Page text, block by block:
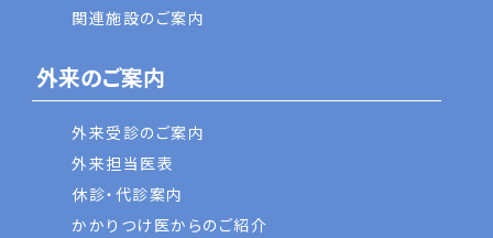
関連施設のご案内
外来のご案内
外来受診のご案内
外来担当医表
休診・代診案内
かかりつけ医からのご紹介